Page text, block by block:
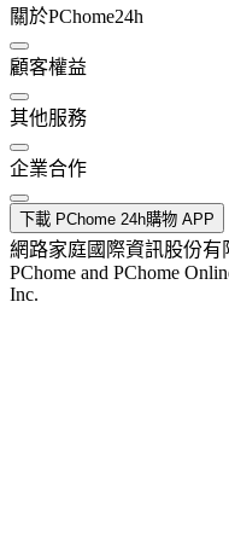
關於PChome24h
顧客權益
其他服務
企業合作
下載 PChome 24h購物 APP
網路家庭國際資訊股份
PChome and PChome
Inc.